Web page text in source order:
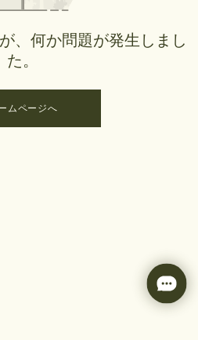
、何か問題が発生しまし
た。
ムページへ